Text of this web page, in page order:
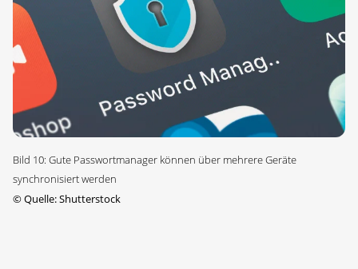
Bild 10: Gute Passwortmanager können über mehrere Geräte
synchronisiert werden
©Quelle: Shutterstock